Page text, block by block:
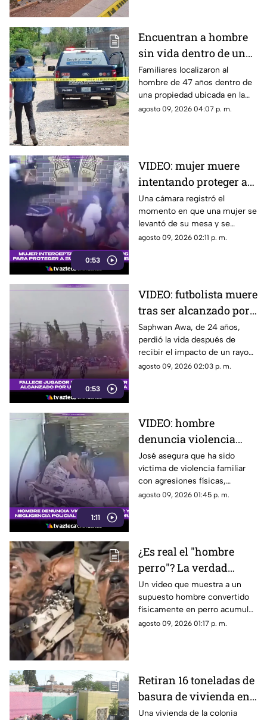
Encuentran a hombre
sin vida dentro de una
granja en Sacramento;
ya investigan
Familiares localizaron al
hombre de 47 años dentro de
una propiedad ubicada en la
colonia Sacramento, al norte
agosto 09, 2026 04:07 p. m.
0:53
VIDEO: mujer muere
intentando proteger a
su pareja durante
ataque armado en un
bar
Una cámara registró el
momento en que una mujer se
levantó de su mesa y se
interpuso frente a su pareja
agosto 09, 2026 02:11 p. m.
0:53
VIDEO: futbolista muere
tras ser alcanzado por
un rayo en pleno
partido
Saphwan Awa, de 24 años,
perdió la vida después de
recibir el impacto de un rayo
mientras disputaba un partido
agosto 09, 2026 02:03 p. m.
1:11
VIDEO: hombre
denuncia violencia
familiar y acusa falta
de atención policial
José asegura que ha sido
víctima de violencia familiar
con agresiones físicas,
psicológicas y amenazas por
agosto 09, 2026 01:45 p. m.
¿Es real el "hombre
perro"? La verdad
detrás del video viral
en redes sociales
Un video que muestra a un
supuesto hombre convertido
físicamente en perro acumuló
millones de reproducciones y
agosto 09, 2026 01:17 p. m.
Retiran 16 toneladas de
basura de vivienda en
la colonia Diego Lucero
Una vivienda de la colonia